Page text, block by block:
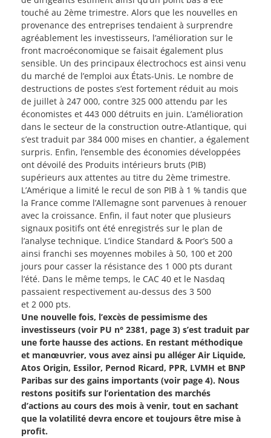
touché au 2ème trimestre. Alors que les nouvelles en
provenance des entreprises tendaient à surprendre
agréablement les investisseurs, l’amélioration sur le
front macroéconomique se faisait également plus
sensible. Un des principaux électrochocs est ainsi venu
du marché de l’emploi aux États-Unis. Le nombre de
destructions de postes s’est fortement réduit au mois
de juillet à 247 000, contre 325 000 attendu par les
économistes et 443 000 détruits en juin. L’amélioration
dans le secteur de la construction outre-Atlantique, qui
s’est traduit par 384 000 mises en chantier, a également
surpris. Enfin, l’ensemble des économies développées
ont dévoilé des Produits intérieurs bruts (PIB)
supérieurs aux attentes au titre du 2ème trimestre.
L’Amérique a limité le recul de son PIB à 1 % tandis que
la France comme l’Allemagne sont parvenues à renouer
avec la croissance. Enfin, il faut noter que plusieurs
signaux positifs ont été enregistrés sur le plan de
l’analyse technique. L’indice Standard & Poor’s 500 a
ainsi franchi ses moyennes mobiles à 50, 100 et 200
jours pour casser la résistance des 1 000 pts durant
l’été. Dans le même temps, le CAC 40 et le Nasdaq
passaient respectivement au-dessus des 3 500
et 2 000 pts.
Une nouvelle fois, l’excès de pessimisme des
investisseurs (voir PU n° 2381, page 3) s’est traduit par
une forte hausse des actions. En restant méthodique
et manœuvrier, vous avez ainsi pu alléger Air Liquide,
Atos Origin, Essilor, Pernod Ricard, PPR, LVMH et BNP
Paribas sur des gains importants (voir page 4). Nous
restons positifs sur l’orientation des marchés
d’actions au cours des mois à venir, tout en sachant
que la volatilité devra encore et toujours être mise à
profit.